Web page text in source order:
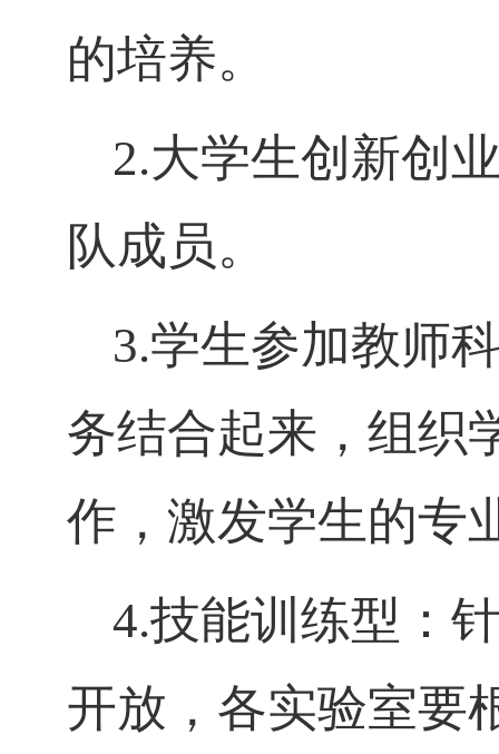
的培养。
2.大学生创新创
队成员。
3.学生参加教师
务结合起来，组织
作，激发学生的专
4.技能训练型：
开放，各实验室要